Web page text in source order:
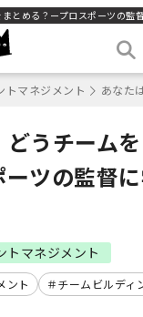
トマネジメント あなた
うチーム
ーツの監督
トマネジメント
ント チームビルディ